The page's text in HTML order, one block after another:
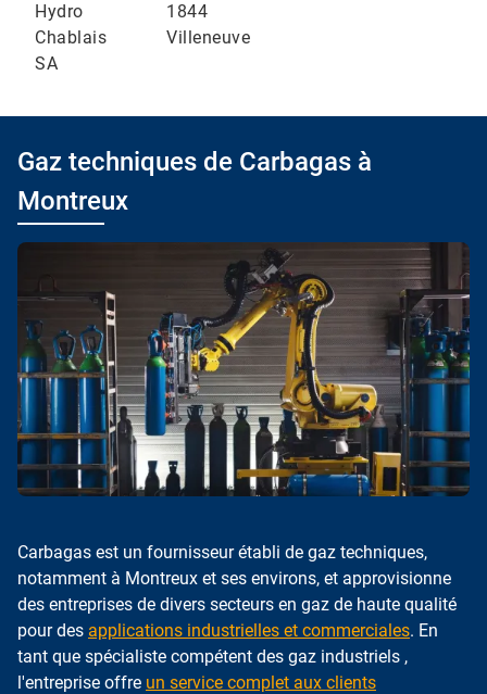
Hydro
Chablais
SA
1844
Villeneuve
Gaz techniques de Carbagas à
Montreux
Carbagas est un fournisseur établi de gaz techniques,
notamment à Montreux et ses environs, et approvisionne
des entreprises de divers secteurs en gaz de haute qualité
pour des applications industrielles et commerciales. En
tant que spécialiste compétent des gaz industriels ,
l'entreprise offre un service complet aux clients